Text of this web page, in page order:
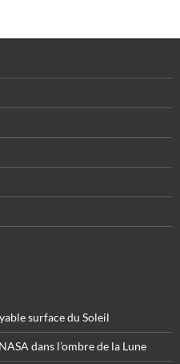
surface du Soleil
dans l’ombre de la Lune